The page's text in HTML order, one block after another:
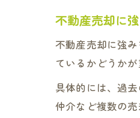
不動産売却に
不動産売却に強
ているかどうかが
具体的には、過
仲介など複数の